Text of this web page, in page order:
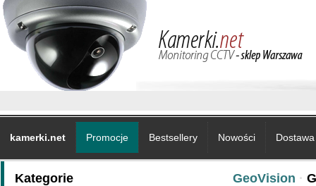
kamerki.net Promocje Bestsellery Nowości
Kategorie GeoVision ·